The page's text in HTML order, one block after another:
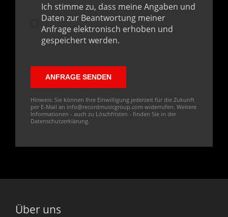
Ich stimme zu, dass meine Angaben und
Daten zur Beantwortung meiner
Anfrage elektronisch erhoben und
gespeichert werden.
ANFRAGE SENDEN
Hinweis: Sie können Ihre Einwilligung jederzeit für die Zukunft
per E-Mail an info@recordmusicgroup.comwiderrufen. Weitere
Informationen - auch zu Löschfristen - finden Sie in der
Datenschutzerklärung.
Über uns